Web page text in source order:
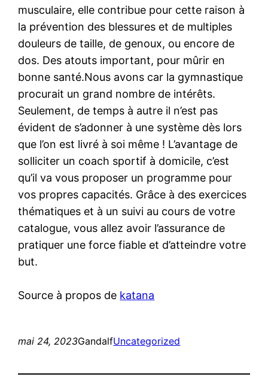
musculaire, elle contribue pour cette raison à
la prévention des blessures et de multiples
douleurs de taille, de genoux, ou encore de
dos. Des atouts important, pour mûrir en
bonne santé.Nous avons car la gymnastique
procurait un grand nombre de intérêts.
Seulement, de temps à autre il n’est pas
évident de s’adonner à une système dès lors
que l’on est livré à soi même ! L’avantage de
solliciter un coach sportif à domicile, c’est
qu’il va vous proposer un programme pour
vos propres capacités. Grâce à des exercices
thématiques et à un suivi au cours de votre
catalogue, vous allez avoir l’assurance de
pratiquer une force fiable et d’atteindre votre
but.
Source à propos de katana
mai 24, 2023GandalfUncategorized